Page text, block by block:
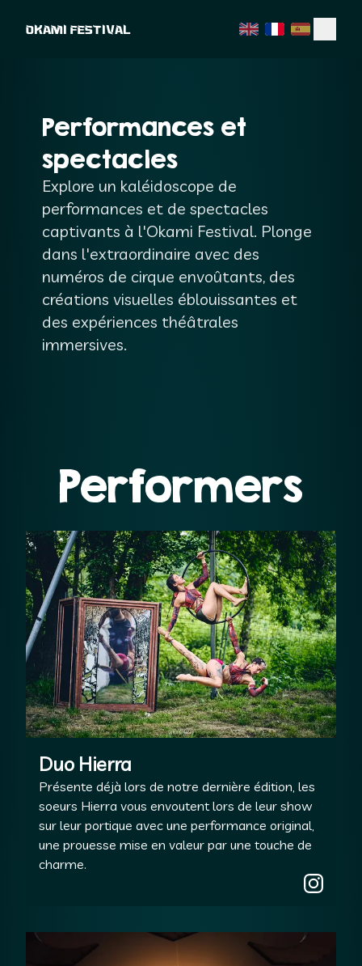
OKAMI FESTIVAL
Performances et
spectacles
Explore un kaléidoscope de
performances et de spectacles
captivants à l'Okami Festival. Plonge
dans l'extraordinaire avec des
numéros de cirque envoûtants, des
créations visuelles éblouissantes et
des expériences théâtrales
immersives.
Performers
Duo Hierra
Présente déjà lors de notre dernière édition, les
soeurs Hierra vous envoutent lors de leur show
sur leur portique avec une performance original,
une prouesse mise en valeur par une touche de
charme.